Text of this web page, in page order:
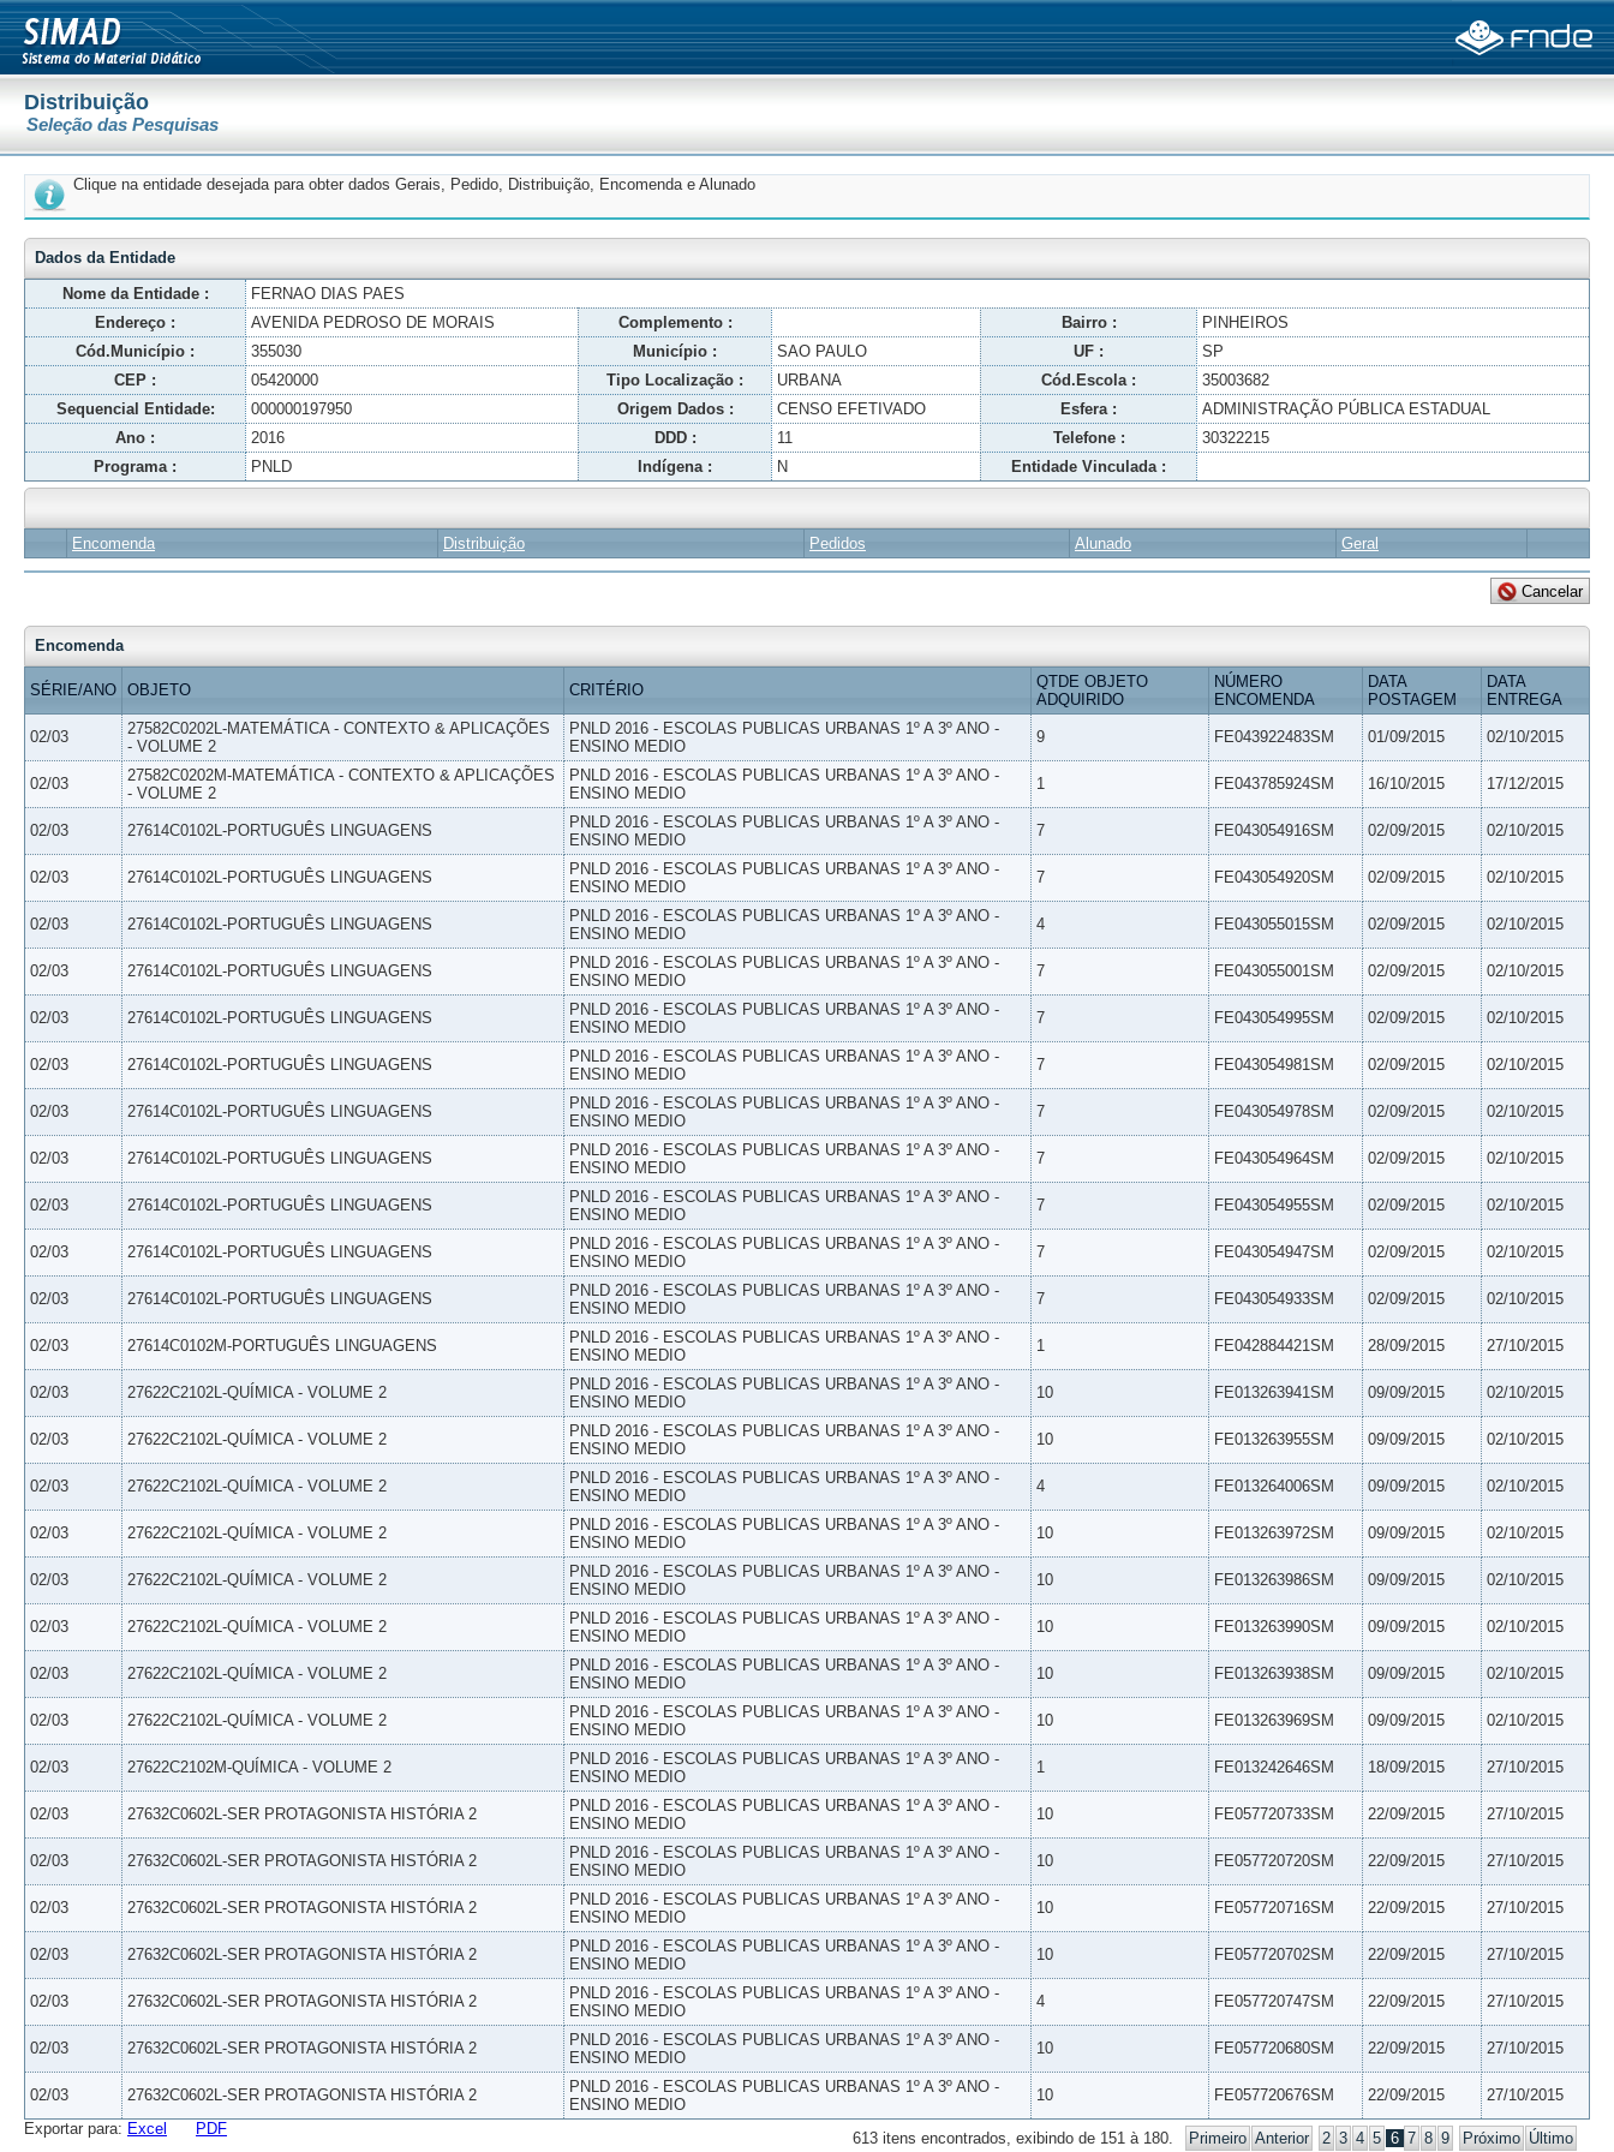
Distribuição
Seleção das Pesquisas
Clique na entidade desejada para obter dados Gerais, Pedido, Distribuição, Encomenda e Alunado
Dados da Entidade
Nome da Entidade :
FERNAO DIAS PAES
Endereço :
AVENIDA PEDROSO DE MORAIS Complemento : Bairro :
PINHEIROS
Cód.Município :
355030 Município : SAO PAULO UF :
SP
CEP :
05420000 Tipo Localização : URBANA Cód.Escola :
35003682
Sequencial Entidade:
000000197950 Origem Dados : CENSO EFETIVADO Esfera :
ADMINISTRAÇÃO PÚBLICA ESTADUAL
Ano :
2016 DDD : 11 Telefone :
30322215
Programa :
PNLD Indígena : N Entidade Vinculada :
Encomenda Distribuição Pedidos Alunado Geral
Encomenda
SÉRIE/ANO OBJETO CRITÉRIO
QTDE OBJETO
ADQUIRIDO
NÚMERO
ENCOMENDA
DATA
POSTAGEM
DATA
ENTREGA
02/03
27582C0202L-MATEMÁTICA - CONTEXTO & APLICAÇÕES
- VOLUME 2
PNLD 2016 - ESCOLAS PUBLICAS URBANAS 1º A 3º ANO -
ENSINO MEDIO
9 FE043922483SM 01/09/2015 02/10/2015
02/03
27582C0202M-MATEMÁTICA - CONTEXTO & APLICAÇÕES
- VOLUME 2
PNLD 2016 - ESCOLAS PUBLICAS URBANAS 1º A 3º ANO -
ENSINO MEDIO
1 FE043785924SM 16/10/2015 17/12/2015
02/03 27614C0102L-PORTUGUÊS LINGUAGENS
PNLD 2016 - ESCOLAS PUBLICAS URBANAS 1º A 3º ANO -
ENSINO MEDIO
7 FE043054916SM 02/09/2015 02/10/2015
02/03 27614C0102L-PORTUGUÊS LINGUAGENS
PNLD 2016 - ESCOLAS PUBLICAS URBANAS 1º A 3º ANO -
ENSINO MEDIO
7 FE043054920SM 02/09/2015 02/10/2015
02/03 27614C0102L-PORTUGUÊS LINGUAGENS
PNLD 2016 - ESCOLAS PUBLICAS URBANAS 1º A 3º ANO -
ENSINO MEDIO
4 FE043055015SM 02/09/2015 02/10/2015
02/03 27614C0102L-PORTUGUÊS LINGUAGENS
PNLD 2016 - ESCOLAS PUBLICAS URBANAS 1º A 3º ANO -
ENSINO MEDIO
7 FE043055001SM 02/09/2015 02/10/2015
02/03 27614C0102L-PORTUGUÊS LINGUAGENS
PNLD 2016 - ESCOLAS PUBLICAS URBANAS 1º A 3º ANO -
ENSINO MEDIO
7 FE043054995SM 02/09/2015 02/10/2015
02/03 27614C0102L-PORTUGUÊS LINGUAGENS
PNLD 2016 - ESCOLAS PUBLICAS URBANAS 1º A 3º ANO -
ENSINO MEDIO
7 FE043054981SM 02/09/2015 02/10/2015
02/03 27614C0102L-PORTUGUÊS LINGUAGENS
PNLD 2016 - ESCOLAS PUBLICAS URBANAS 1º A 3º ANO -
ENSINO MEDIO
7 FE043054978SM 02/09/2015 02/10/2015
02/03 27614C0102L-PORTUGUÊS LINGUAGENS
PNLD 2016 - ESCOLAS PUBLICAS URBANAS 1º A 3º ANO -
ENSINO MEDIO
7 FE043054964SM 02/09/2015 02/10/2015
02/03 27614C0102L-PORTUGUÊS LINGUAGENS
PNLD 2016 - ESCOLAS PUBLICAS URBANAS 1º A 3º ANO -
ENSINO MEDIO
7 FE043054955SM 02/09/2015 02/10/2015
02/03 27614C0102L-PORTUGUÊS LINGUAGENS
PNLD 2016 - ESCOLAS PUBLICAS URBANAS 1º A 3º ANO -
ENSINO MEDIO
7 FE043054947SM 02/09/2015 02/10/2015
02/03 27614C0102L-PORTUGUÊS LINGUAGENS
PNLD 2016 - ESCOLAS PUBLICAS URBANAS 1º A 3º ANO -
ENSINO MEDIO
7 FE043054933SM 02/09/2015 02/10/2015
02/03 27614C0102M-PORTUGUÊS LINGUAGENS
PNLD 2016 - ESCOLAS PUBLICAS URBANAS 1º A 3º ANO -
ENSINO MEDIO
1 FE042884421SM 28/09/2015 27/10/2015
02/03 27622C2102L-QUÍMICA - VOLUME 2
PNLD 2016 - ESCOLAS PUBLICAS URBANAS 1º A 3º ANO -
ENSINO MEDIO
10 FE013263941SM 09/09/2015 02/10/2015
02/03 27622C2102L-QUÍMICA - VOLUME 2
PNLD 2016 - ESCOLAS PUBLICAS URBANAS 1º A 3º ANO -
ENSINO MEDIO
10 FE013263955SM 09/09/2015 02/10/2015
02/03 27622C2102L-QUÍMICA - VOLUME 2
PNLD 2016 - ESCOLAS PUBLICAS URBANAS 1º A 3º ANO -
ENSINO MEDIO
4 FE013264006SM 09/09/2015 02/10/2015
02/03 27622C2102L-QUÍMICA - VOLUME 2
PNLD 2016 - ESCOLAS PUBLICAS URBANAS 1º A 3º ANO -
ENSINO MEDIO
10 FE013263972SM 09/09/2015 02/10/2015
02/03 27622C2102L-QUÍMICA - VOLUME 2
PNLD 2016 - ESCOLAS PUBLICAS URBANAS 1º A 3º ANO -
ENSINO MEDIO
10 FE013263986SM 09/09/2015 02/10/2015
02/03 27622C2102L-QUÍMICA - VOLUME 2
PNLD 2016 - ESCOLAS PUBLICAS URBANAS 1º A 3º ANO -
ENSINO MEDIO
10 FE013263990SM 09/09/2015 02/10/2015
02/03 27622C2102L-QUÍMICA - VOLUME 2
PNLD 2016 - ESCOLAS PUBLICAS URBANAS 1º A 3º ANO -
ENSINO MEDIO
10 FE013263938SM 09/09/2015 02/10/2015
02/03 27622C2102L-QUÍMICA - VOLUME 2
PNLD 2016 - ESCOLAS PUBLICAS URBANAS 1º A 3º ANO -
ENSINO MEDIO
10 FE013263969SM 09/09/2015 02/10/2015
02/03 27622C2102M-QUÍMICA - VOLUME 2
PNLD 2016 - ESCOLAS PUBLICAS URBANAS 1º A 3º ANO -
ENSINO MEDIO
1 FE013242646SM 18/09/2015 27/10/2015
02/03 27632C0602L-SER PROTAGONISTA HISTÓRIA 2
PNLD 2016 - ESCOLAS PUBLICAS URBANAS 1º A 3º ANO -
ENSINO MEDIO
10 FE057720733SM 22/09/2015 27/10/2015
02/03 27632C0602L-SER PROTAGONISTA HISTÓRIA 2
PNLD 2016 - ESCOLAS PUBLICAS URBANAS 1º A 3º ANO -
ENSINO MEDIO
10 FE057720720SM 22/09/2015 27/10/2015
02/03 27632C0602L-SER PROTAGONISTA HISTÓRIA 2
PNLD 2016 - ESCOLAS PUBLICAS URBANAS 1º A 3º ANO -
ENSINO MEDIO
10 FE057720716SM 22/09/2015 27/10/2015
02/03 27632C0602L-SER PROTAGONISTA HISTÓRIA 2
PNLD 2016 - ESCOLAS PUBLICAS URBANAS 1º A 3º ANO -
ENSINO MEDIO
10 FE057720702SM 22/09/2015 27/10/2015
02/03 27632C0602L-SER PROTAGONISTA HISTÓRIA 2
PNLD 2016 - ESCOLAS PUBLICAS URBANAS 1º A 3º ANO -
ENSINO MEDIO
4 FE057720747SM 22/09/2015 27/10/2015
02/03 27632C0602L-SER PROTAGONISTA HISTÓRIA 2
PNLD 2016 - ESCOLAS PUBLICAS URBANAS 1º A 3º ANO -
ENSINO MEDIO
10 FE057720680SM 22/09/2015 27/10/2015
02/03 27632C0602L-SER PROTAGONISTA HISTÓRIA 2
PNLD 2016 - ESCOLAS PUBLICAS URBANAS 1º A 3º ANO -
ENSINO MEDIO
10 FE057720676SM 22/09/2015 27/10/2015
613 itens encontrados, exibindo de 151 à 180. Primeiro Anterior 2 3 4 5 6 7 8 9 Próximo Último
Exportar para: Excel PDF